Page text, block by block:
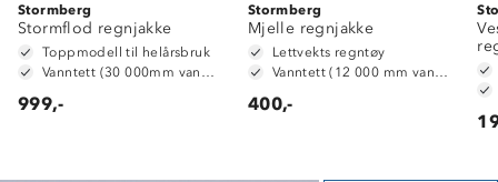
Stormberg
Stormflod regnjakke
Toppmodell til helårsbruk
Vanntett (30 000mm vannsøyle)
999,-
Stormberg
Mjelle regnjakke
Lettvekts regntøy
Vanntett (12 000 mm vannsøyle)
400,-